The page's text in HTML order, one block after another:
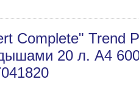
Complete" Trend
20 л. A4